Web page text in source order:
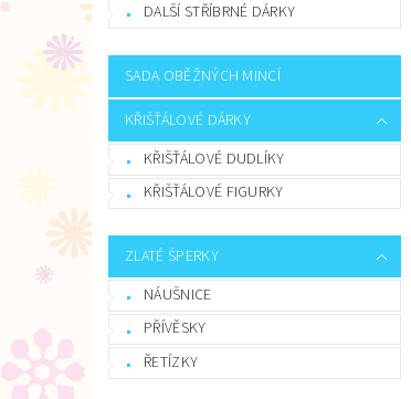
DALŠÍ STŘÍBRNÉ DÁRKY
SADA OBĚŽNÝCH MINCÍ
KŘIŠŤÁLOVÉ DÁRKY
KŘIŠŤÁLOVÉ DUDLÍKY
KŘIŠŤÁLOVÉ FIGURKY
ZLATÉ ŠPERKY
NÁUŠNICE
PŘÍVĚSKY
ŘETÍZKY